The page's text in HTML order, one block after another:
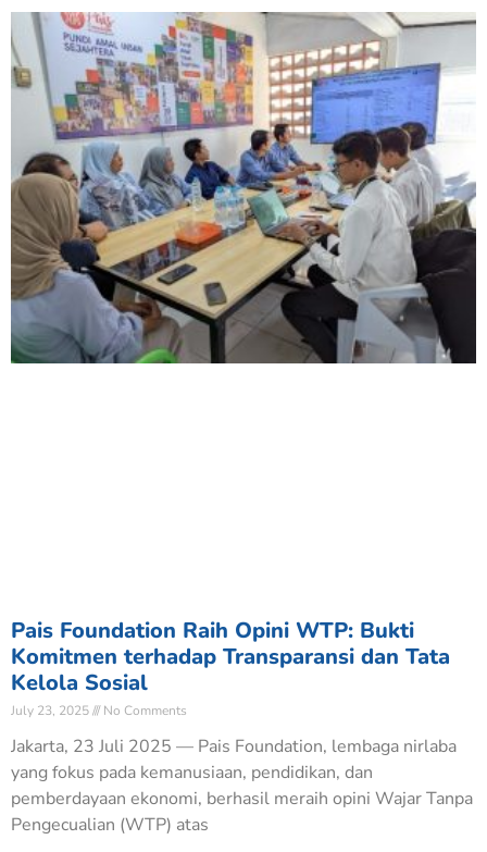
Pais Foundation Raih Opini WTP: Bukti
Komitmen terhadap Transparansi dan Tata
Kelola Sosial
July 23, 2025 No Comments
Jakarta, 23 Juli 2025 — Pais Foundation, lembaga nirlaba
yang fokus pada kemanusiaan, pendidikan, dan
pemberdayaan ekonomi, berhasil meraih opini Wajar Tanpa
Pengecualian (WTP) atas